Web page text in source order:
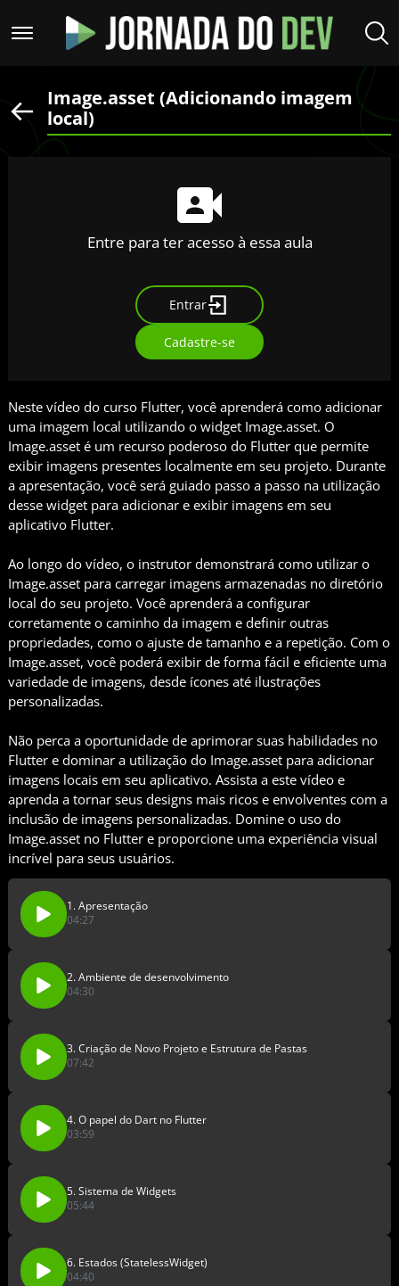
Image.asset (Adicionando imagem
local)
Entre para ter acesso à essa aula
Entrar
Cadastre-se
Neste vídeo do curso Flutter, você aprenderá como adicionar
uma imagem local utilizando o widget Image.asset. O
Image.asset é um recurso poderoso do Flutter que permite
exibir imagens presentes localmente em seu projeto. Durante
a apresentação, você será guiado passo a passo na utilização
desse widget para adicionar e exibir imagens em seu
aplicativo Flutter.
Ao longo do vídeo, o instrutor demonstrará como utilizar o
Image.asset para carregar imagens armazenadas no diretório
local do seu projeto. Você aprenderá a configurar
corretamente o caminho da imagem e definir outras
propriedades, como o ajuste de tamanho e a repetição. Com o
Image.asset, você poderá exibir de forma fácil e eficiente uma
variedade de imagens, desde ícones até ilustrações
personalizadas.
Não perca a oportunidade de aprimorar suas habilidades no
Flutter e dominar a utilização do Image.asset para adicionar
imagens locais em seu aplicativo. Assista a este vídeo e
aprenda a tornar seus designs mais ricos e envolventes com a
inclusão de imagens personalizadas. Domine o uso do
Image.asset no Flutter e proporcione uma experiência visual
incrível para seus usuários.
1. Apresentação
04:27
2. Ambiente de desenvolvimento
04:30
3. Criação de Novo Projeto e Estrutura de Pastas
07:42
4. O papel do Dart no Flutter
03:59
5. Sistema de Widgets
05:44
6. Estados (StatelessWidget)
04:40